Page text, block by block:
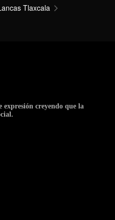
Tlaxcala
creyendo que la